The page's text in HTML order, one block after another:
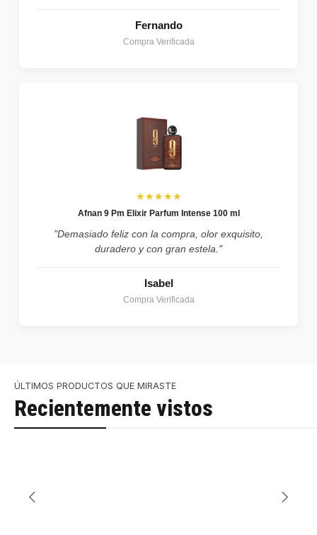
Fernando
Compra Verificada
★★★★★
Afnan 9 Pm Elixir Parfum Intense 100 ml
"Demasiado feliz con la compra, olor exquisito,
duradero y con gran estela."
Isabel
Compra Verificada
ÚLTIMOS PRODUCTOS QUE MIRASTE
Recientemente vistos